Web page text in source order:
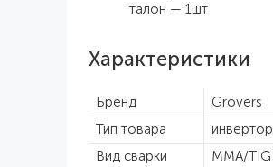
талон — 1шт
Характеристики
Бренд
Grovers
Тип товара
инвертор
Вид сварки
MMA/TIG